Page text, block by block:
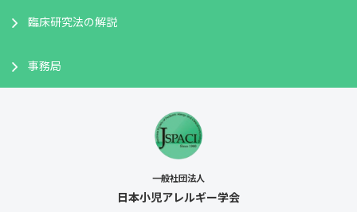
臨床研究法の解説
事務局
一般社団法人
日本小児アレルギー学会